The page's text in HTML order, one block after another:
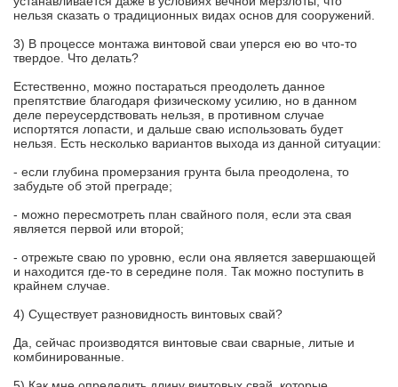
нельзя сказать о традиционных видах основ для сооружений.
3) В процессе монтажа винтовой сваи уперся ею во что-то
твердое. Что делать?
Естественно, можно постараться преодолеть данное
препятствие благодаря физическому усилию, но в данном
деле переусердствовать нельзя, в противном случае
испортятся лопасти, и дальше сваю использовать будет
нельзя. Есть несколько вариантов выхода из данной ситуации:
- если глубина промерзания грунта была преодолена, то
забудьте об этой преграде;
- можно пересмотреть план свайного поля, если эта свая
является первой или второй;
- отрежьте сваю по уровню, если она является завершающей
и находится где-то в середине поля. Так можно поступить в
крайнем случае.
4) Существует разновидность винтовых свай?
Да, сейчас производятся винтовые сваи сварные, литые и
комбинированные.